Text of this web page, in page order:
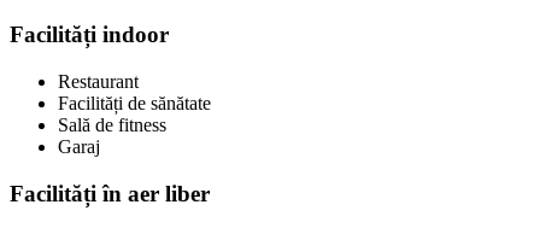
Facilități indoor
Restaurant
Facilități de sănătate
Sală de fitness
Garaj
Facilități în aer liber